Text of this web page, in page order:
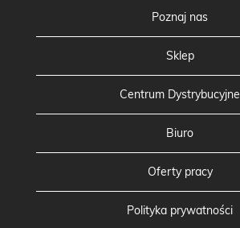
Poznaj nas
Sklep
Centrum Dystrybucyjne
Biuro
Oferty pracy
Polityka prywatności